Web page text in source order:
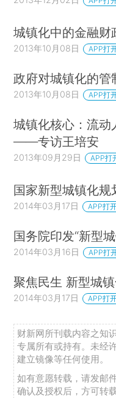
城镇化中的金融财
2013年10月08日 APP打
政府对城镇化的管
2013年10月08日 APP打
城镇化核心：流动
——专访王培安
2013年09月29日 APP打
国家新型城镇化
2014年03月17日 APP打
国务院印发“新型
2014年03月16日 APP打
聚焦民生 新型城
2014年03月17日 APP打
财新网所刊载内容之知
专属所有或持有。未经
建立镜像等任何使用。
如有意愿转载，请发邮
确认及授权后，方可转载